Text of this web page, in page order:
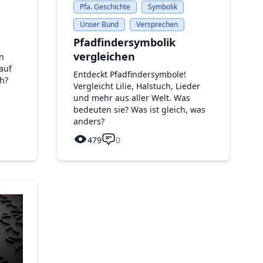
Pfa. Geschichte
Symbolik
Unser Bund
Versprechen
Pfadfindersymbolik
vergleichen
Entdeckt Pfadfindersymbole!
Vergleicht Lilie, Halstuch, Lieder
und mehr aus aller Welt. Was
bedeuten sie? Was ist gleich, was
anders?
479
0